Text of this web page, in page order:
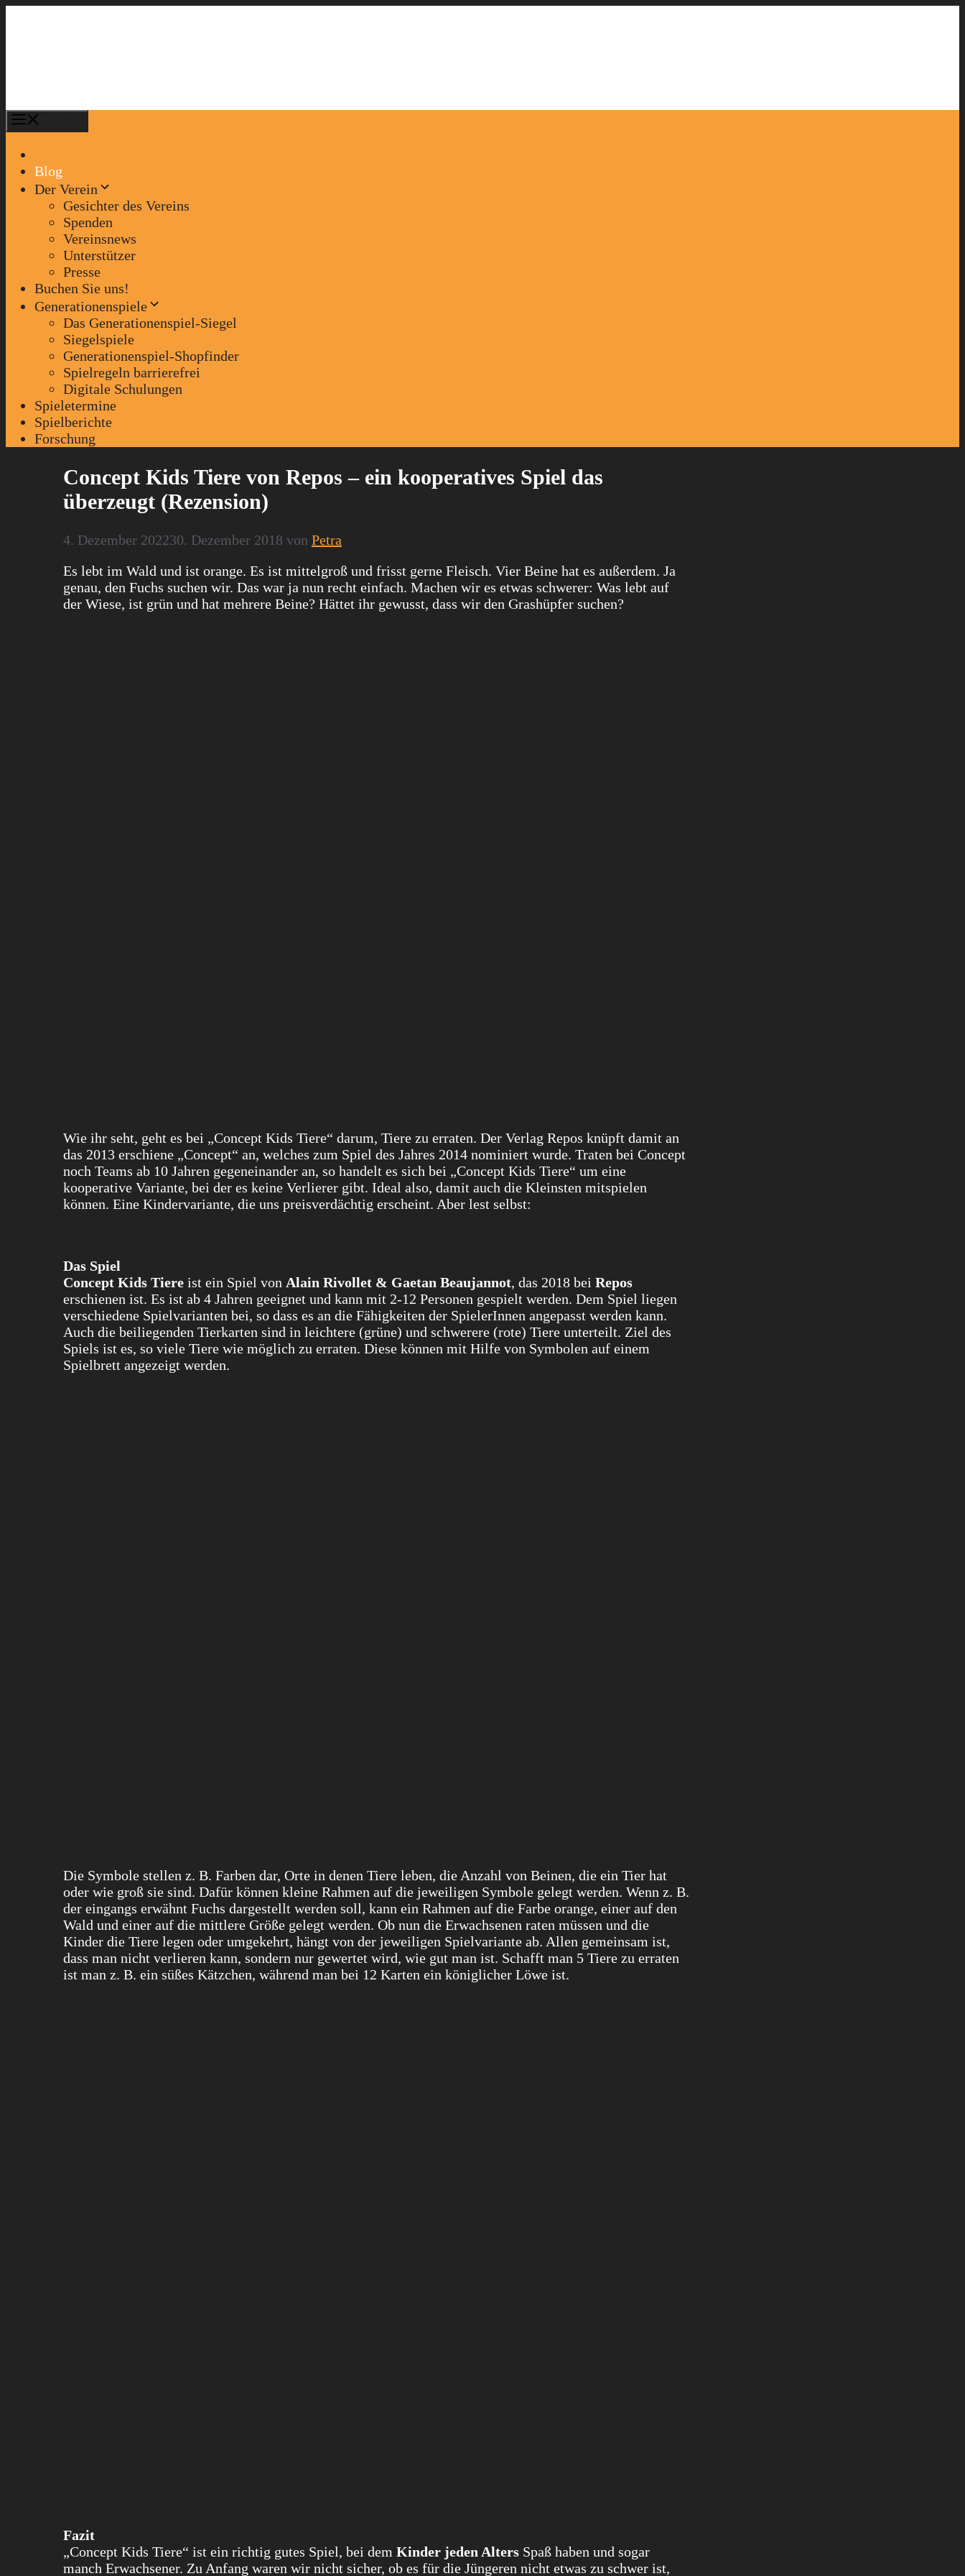
Blog
Der Verein
Gesichter des Vereins
Spenden
Vereinsnews
Unterstützer
Presse
Buchen Sie uns!
Generationenspiele
Das Generationenspiel-Siegel
Siegelspiele
Generationenspiel-Shopfinder
Spielregeln barrierefrei
Digitale Schulungen
Spieletermine
Spielberichte
Forschung
Concept Kids Tiere von Repos – ein kooperatives Spiel das
überzeugt (Rezension)
4. Dezember 202230. Dezember 2018 von Petra
Es lebt im Wald und ist orange. Es ist mittelgroß und frisst gerne Fleisch. Vier Beine hat es außerdem. Ja
genau, den Fuchs suchen wir. Das war ja nun recht einfach. Machen wir es etwas schwerer: Was lebt auf
der Wiese, ist grün und hat mehrere Beine? Hättet ihr gewusst, dass wir den Grashüpfer suchen?
Wie ihr seht, geht es bei „Concept Kids Tiere“ darum, Tiere zu erraten. Der Verlag Repos knüpft damit an
das 2013 erschiene „Concept“ an, welches zum Spiel des Jahres 2014 nominiert wurde. Traten bei Concept
noch Teams ab 10 Jahren gegeneinander an, so handelt es sich bei „Concept Kids Tiere“ um eine
kooperative Variante, bei der es keine Verlierer gibt. Ideal also, damit auch die Kleinsten mitspielen
können. Eine Kindervariante, die uns preisverdächtig erscheint. Aber lest selbst:
Das Spiel
Concept Kids Tiere ist ein Spiel von Alain Rivollet & Gaetan Beaujannot, das 2018 bei Repos
erschienen ist. Es ist ab 4 Jahren geeignet und kann mit 2-12 Personen gespielt werden. Dem Spiel liegen
verschiedene Spielvarianten bei, so dass es an die Fähigkeiten der SpielerInnen angepasst werden kann.
Auch die beiliegenden Tierkarten sind in leichtere (grüne) und schwerere (rote) Tiere unterteilt. Ziel des
Spiels ist es, so viele Tiere wie möglich zu erraten. Diese können mit Hilfe von Symbolen auf einem
Spielbrett angezeigt werden.
Die Symbole stellen z. B. Farben dar, Orte in denen Tiere leben, die Anzahl von Beinen, die ein Tier hat
oder wie groß sie sind. Dafür können kleine Rahmen auf die jeweiligen Symbole gelegt werden. Wenn z. B.
der eingangs erwähnt Fuchs dargestellt werden soll, kann ein Rahmen auf die Farbe orange, einer auf den
Wald und einer auf die mittlere Größe gelegt werden. Ob nun die Erwachsenen raten müssen und die
Kinder die Tiere legen oder umgekehrt, hängt von der jeweiligen Spielvariante ab. Allen gemeinsam ist,
dass man nicht verlieren kann, sondern nur gewertet wird, wie gut man ist. Schafft man 5 Tiere zu erraten
ist man z. B. ein süßes Kätzchen, während man bei 12 Karten ein königlicher Löwe ist.
Fazit
„Concept Kids Tiere“ ist ein richtig gutes Spiel, bei dem Kinder jeden Alters Spaß haben und sogar
manch Erwachsener. Zu Anfang waren wir nicht sicher, ob es für die Jüngeren nicht etwas zu schwer ist,